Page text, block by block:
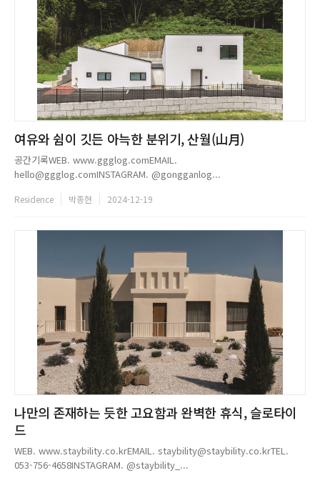
여유와 쉼이 깃든 아늑한 분위기, 산월(山月)
공간기록WEB. www.ggglog.comEMAIL.
hello@ggglog.comINSTAGRAM. @gongganlog...
Residence 박종현 2024-12-19
나만의 존재하는 듯한 고요함과 완벽한 휴식, 슬로타이
드
WEB. www.staybility.co.krEMAIL. staybility@staybility.co.krTEL.
053-756-4658INSTAGRAM. @staybility_...